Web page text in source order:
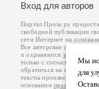
Мы
для
Вход для авторов
Портал Проза.ру
свободной публикации
сети Интернет на
Все авторские права на
и охраняются законом
.
только с согласия его
обратиться на его
тексты произведений
основанииправил